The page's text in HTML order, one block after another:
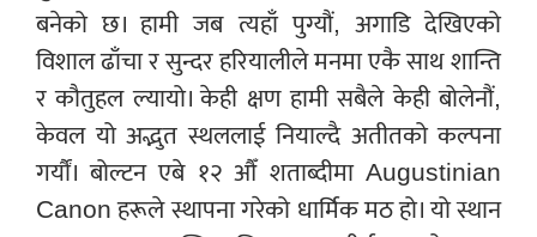
बनेको छ। हामी जब त्यहाँ पुग्यौं, अगाडि देखिएको
विशाल ढाँचा र सुन्दर हरियालीले मनमा एकै साथ शान्ति
र कौतुहल ल्यायो। केही क्षण हामी सबैले केही बोलेनौं,
केवल यो अद्भुत स्थललाई नियाल्दै अतीतको कल्पना
गर्यौं। बोल्टन एबे १२ औँ शताब्दीमा Augustinian
Canon हरूले स्थापना गरेको धार्मिक मठ हो। यो स्थान